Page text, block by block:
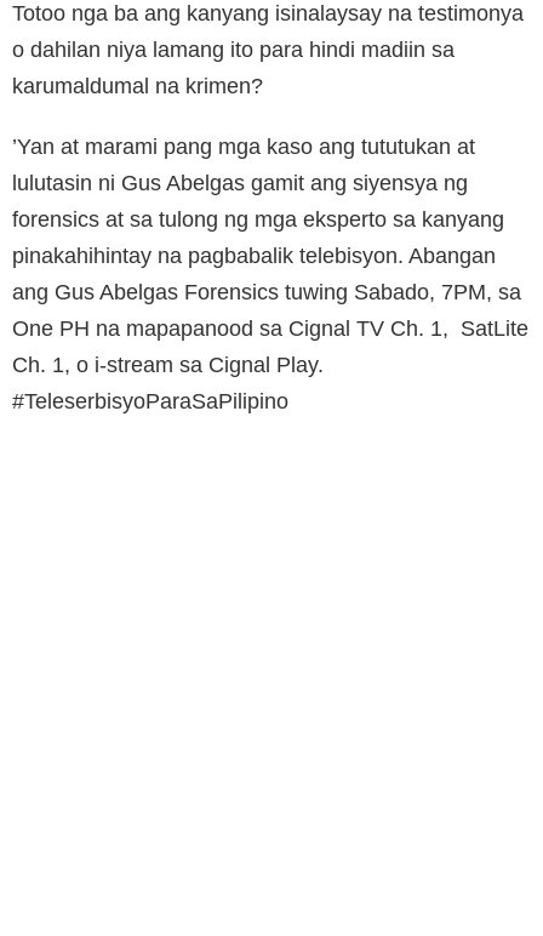
Totoo nga ba ang kanyang isinalaysay na testimonya
o dahilan niya lamang ito para hindi madiin sa
karumaldumal na krimen?
’Yan at marami pang mga kaso ang tututukan at
lulutasin ni Gus Abelgas gamit ang siyensya ng
forensics at sa tulong ng mga eksperto sa kanyang
pinakahihintay na pagbabalik telebisyon. Abangan
ang Gus Abelgas Forensics tuwing Sabado, 7PM, sa
One PH na mapapanood sa Cignal TV Ch. 1, SatLite
Ch. 1, o i-stream sa Cignal Play.
#TeleserbisyoParaSaPilipino